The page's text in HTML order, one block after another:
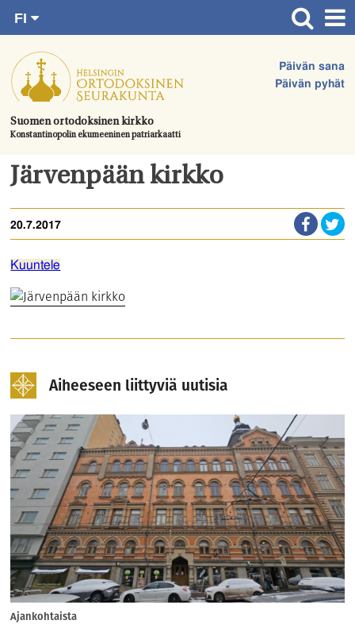
suoraan
sisältöön.
Suomen ortodoksinen kirkko
Konstantinopolin ekumeeninen patriarkaatti
Päivän sana
Päivän pyhät
FI
SV
EN
UA
Etusivu
Ajankohtaista
Juhlat & toimitukset
Kirkot
Tule mukaan
Hautausmaa
Yhteystiedot
Järvenpään kirkko
20.7.2017
Kuuntele
Aiheeseen liittyviä uutisia
Ajankohtaista